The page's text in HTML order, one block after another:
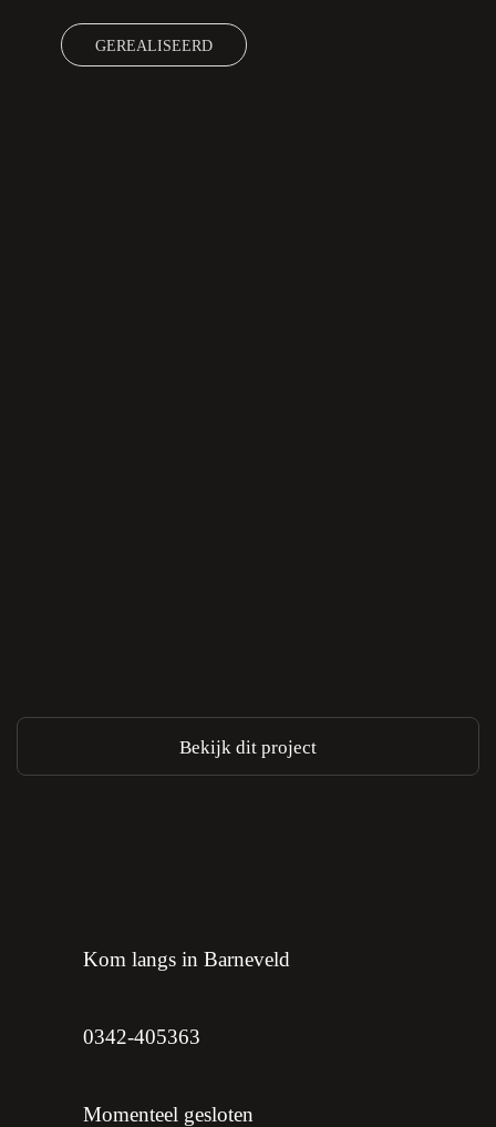
Bekijk dit project
GEREALISEERD
Kom langs in Barneveld
0342-405363
Momenteel gesloten